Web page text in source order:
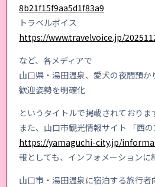
8b21f15f9aa5d1f83a9
トラベルボイス
https://www.travelvoice.jp/
など、各メディアで
山口県・湯田温泉、愛犬の夜間預
歓迎姿勢を明確化
というタイトルで掲載されておりま
また、山口市観光情報サイト 「西の
https://yamaguchi-city.jp/
報としても、インフォメーションに
山口市・湯田温泉に宿泊する旅行